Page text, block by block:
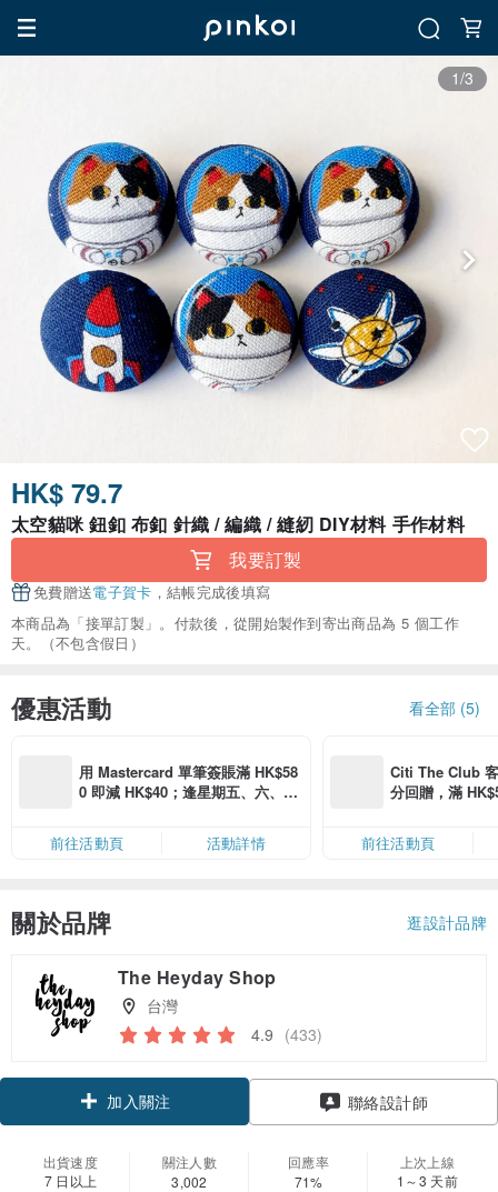
1/3
HK$ 79.7
太空貓咪 鈕釦 布釦 針織 / 編織 / 縫紉 DIY材料 手作材料
我要訂製
免費贈送電子賀卡 ，結帳完成後填寫
本商品為「接單訂製」。付款後，從開始製作到寄出商品為 5 個工作
天。（不包含假日）
優惠活動 看全部 (5)
用 Mastercard 單筆簽賬滿 HK$58
0 即減 HK$40；逢星期五、六、日
限，額滿即止，僅限「常用信用
卡」結帳）
前往活動頁 活動詳情
Citi The Club
分回贈，滿
前往活動頁
關於品牌 逛設計品牌
The Heyday Shop
台灣
4.9 (433)
加入關注 聯絡設計師
出貨速度
7 日以上
關注人數
3,002
回應率
71%
上次上線
1～3 天前